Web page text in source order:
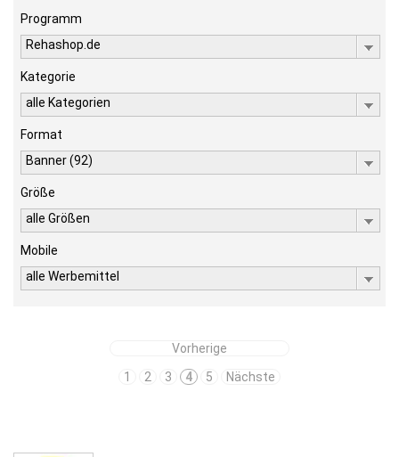
Programm
Rehashop.de
Kategorie
alle Kategorien
Format
Banner (92)
Größe
alle Größen
Mobile
alle Werbemittel
Vorherige
1
2 3 4 5 Nächste